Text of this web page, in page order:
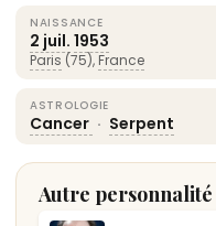
NAISSANCE
2 juil. 1953
Paris (75), France
ASTROLOGIE
Cancer · Serpent
Autre personnalité